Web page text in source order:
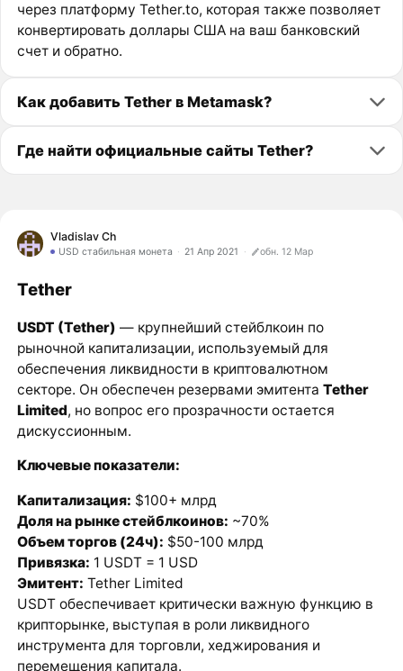
через платформу Tether.to, которая также позволяет
конвертировать доллары США на ваш банковский
счет и обратно.
Как добавить Tether в Metamask?
Где найти официальные сайты Tether?
Vladislav Ch
USD стабильная монета 21 Апр 2021 обн. 12 Мар
Tether
USDT (Tether) — крупнейший стейблкоин по
рыночной капитализации, используемый для
обеспечения ликвидности в криптовалютном
секторе. Он обеспечен резервами эмитента Tether
Limited, но вопрос его прозрачности остается
дискуссионным.
Ключевые показатели:
Капитализация: $100+ млрд
Доля на рынке стейблкоинов: ~70%
Объем торгов (24ч): $50-100 млрд
Привязка: 1 USDT = 1 USD
Эмитент: Tether Limited
USDT обеспечивает критически важную функцию в
крипторынке, выступая в роли ликвидного
инструмента для торговли, хеджирования и
перемещения капитала.